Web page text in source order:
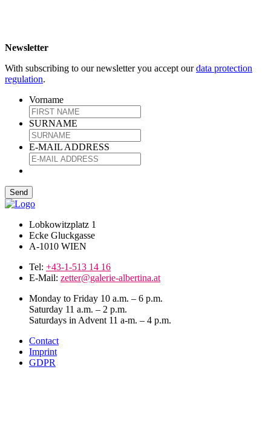
Newsletter
With subscribing to our newsletter you accept ourdata protection
regulation.
Vorname
SURNAME
E-MAIL ADDRESS
Lobkowitzplatz 1
Ecke Gluckgasse
A-1010 WIEN
Tel: +43-1-513 14 16
E-Mail: zetter@galerie-albertina.at
Monday to Friday 10 a.m. – 6 p.m.
Saturday 11 a.m. – 2 p.m.
Saturdays in Advent 11 a-m. – 4 p.m.
Contact
Imprint
GDPR